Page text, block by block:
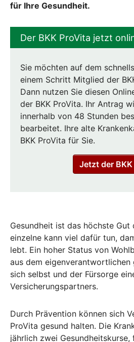
für Ihre Gesundheit.
Der BKK ProVita jetzt
Sie möchten auf dem
einem Schritt Mitglied der
Dann nutzen Sie diesen
der BKK ProVita. Ihr Antrag
innerhalb von 48 Stunden
bearbeitet. Ihre alte
BKK ProVita für Sie.
Jetzt der
Gesundheit ist das höchste Gut
einzelne kann viel dafür tun,
lebt. Ein hoher Status von
aus dem eigenverantwortlichen
sich selbst und der Fürsorge
Versicherungspartners.
Durch Prävention können sich
ProVita gesund halten. Die
jährlich zwei